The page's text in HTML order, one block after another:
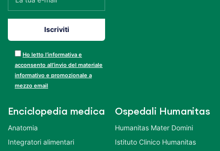
Ho letto l’informativa e
acconsento all’invio del materiale
informativo e promozionale a
mezzo email
Enciclopedia medica
Anatomia
Integratori alimentari
Ospedali Humanitas
Humanitas Mater Domini
Istituto Clinico Humanitas